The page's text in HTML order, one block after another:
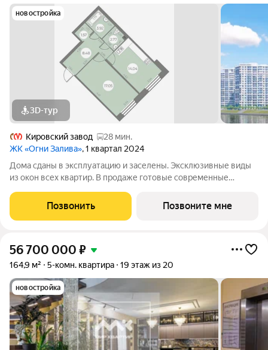
новостройка
3D-тур
Кировский завод
28 мин.
ЖК «Огни Залива», 1 квартал 2024
Дома сданы в эксплуатацию и заселены. Эксклюзивные виды
из окон всех квартир. В продаже готовые современные
Залива» по адресу: ул. Маршала Захарова, дом 8, стр.1 и дом 10,
стр. 1. 3-5 квартир на
Позвонить Позвоните мне
56 700 000 ₽
164,9 м² 5-комн. квартира 19 этаж из 20
новостройка